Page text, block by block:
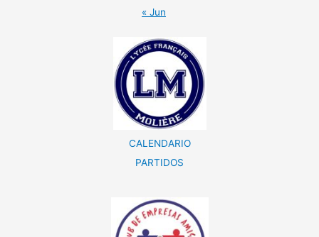
« Jun
CALENDARIO
PARTIDOS